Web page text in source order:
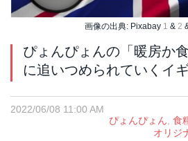
画像の出典: Pixabay 1 & 2
ぴょんぴょんの「暖房か
に追いつめられていくイ
2022/06/08 11:00 AM
ぴょんぴょん, 食
オリジ